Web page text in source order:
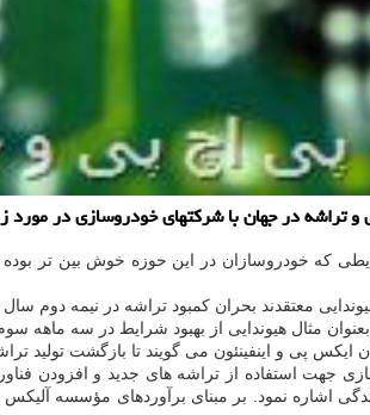
در جهان با شرکتهای خودروسازی در مورد
خواهد یافت. اما شرکتهای تراشه ساز معتقدند تثبیت و بهبود شرایط به مدت زمان بیشتری نیاز دارد.
از بهبود شرایط در سه ماهه سوم سال ۲۰۲۲ اطلاع
پی و اینفینئون می گویند تا بازگشت تولید
استفاده از تراشه های جدید و افزودن